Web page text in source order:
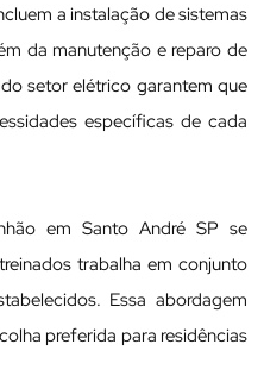
a instalação de sistemas
da manutenção e reparo de
setor elétrico garantem que
específicas de cada
em Santo André SP se
trabalha em conjunto
Essa abordagem
preferida para residências